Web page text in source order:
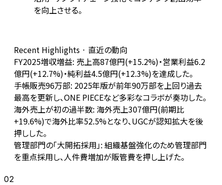
を向上させる。
Recent Highlights · 直近の動向
FY2025増収増益: 売上高87億円(+15.2%)・営業利益6.2
億円(+12.7%)・純利益4.5億円(+12.3%)を達成した。
手帳販売96万部: 2025年版が前年90万部を上回り過去
最高を更新し、ONE PIECEなど多彩なコラボが奏功した。
海外売上が初の過半数: 海外売上307億円(前期比
+19.6%)で海外比率52.5%となり、UGCが認知拡大を後
押しした。
管理部門の「大開拓採用」: 組織基盤強化のため管理部門
を重点採用し、人件費増加が販管費を押し上げた。
02